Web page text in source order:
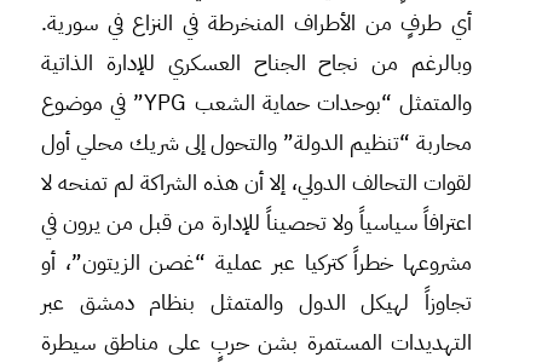
أي طرفٍ من الأطراف المنخرطة في النزاع في سورية.
وبالرغم من نجاح الجناح العسكري للإدارة الذاتية
والمتمثل “بوحدات حماية الشعب YPG” في موضوع
محاربة “تنظيم الدولة” والتحول إلى شريك محلي أول
لقوات التحالف الدولي، إلا أن هذه الشراكة لم تمنحه لا
اعترافاً سياسياً ولا تحصيناً للإدارة من قبل من يرون في
مشروعها خطراً كتركيا عبر عملية “غصن الزيتون”، أو
تجاوزاً لهيكل الدول والمتمثل بنظام دمشق عبر
التهديدات المستمرة بشن حربٍ على مناطق سيطرة